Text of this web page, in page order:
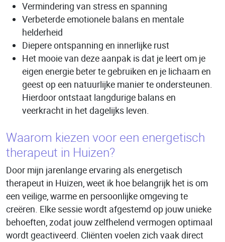
Vermindering van stress en spanning
Verbeterde emotionele balans en mentale
helderheid
Diepere ontspanning en innerlijke rust
Het mooie van deze aanpak is dat je leert om je
eigen energie beter te gebruiken en je lichaam en
geest op een natuurlijke manier te ondersteunen.
Hierdoor ontstaat langdurige balans en
veerkracht in het dagelijks leven.
Waarom kiezen voor een energetisch
therapeut in Huizen?
Door mijn jarenlange ervaring als energetisch
therapeut in Huizen, weet ik hoe belangrijk het is om
een veilige, warme en persoonlijke omgeving te
creëren. Elke sessie wordt afgestemd op jouw unieke
behoeften, zodat jouw zelfhelend vermogen optimaal
wordt geactiveerd. Cliënten voelen zich vaak direct